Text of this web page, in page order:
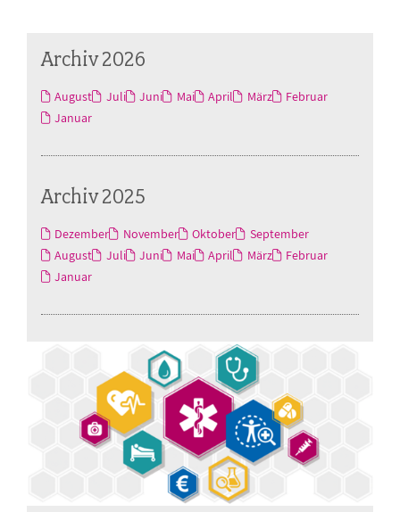
Archiv 2026
August Juli Juni Mai April März
Februar
Januar
Archiv 2025
Dezember November Oktober
September
August
Juli Juni Mai April März
Februar
Januar